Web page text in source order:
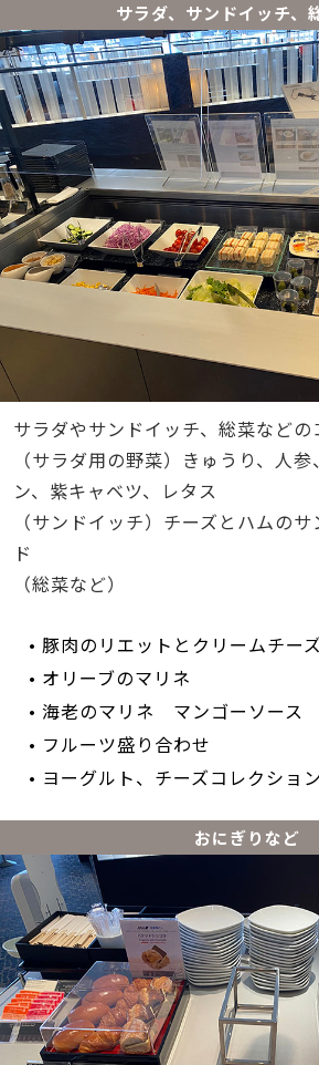
サラダ、サンドイッチ、
サラダやサンドイッチ、総菜などの
（サラダ用の野菜）きゅうり、人
ン、紫キャベツ、レタス
（サンドイッチ）チーズとハムの
ド
（総菜など）
• 豚肉のリエットとクリームチー
• オリーブのマリネ
• 海老のマリネ マンゴーソース
• フルーツ盛り合わせ
• ヨーグルト、チーズコレクション
おにぎりなど